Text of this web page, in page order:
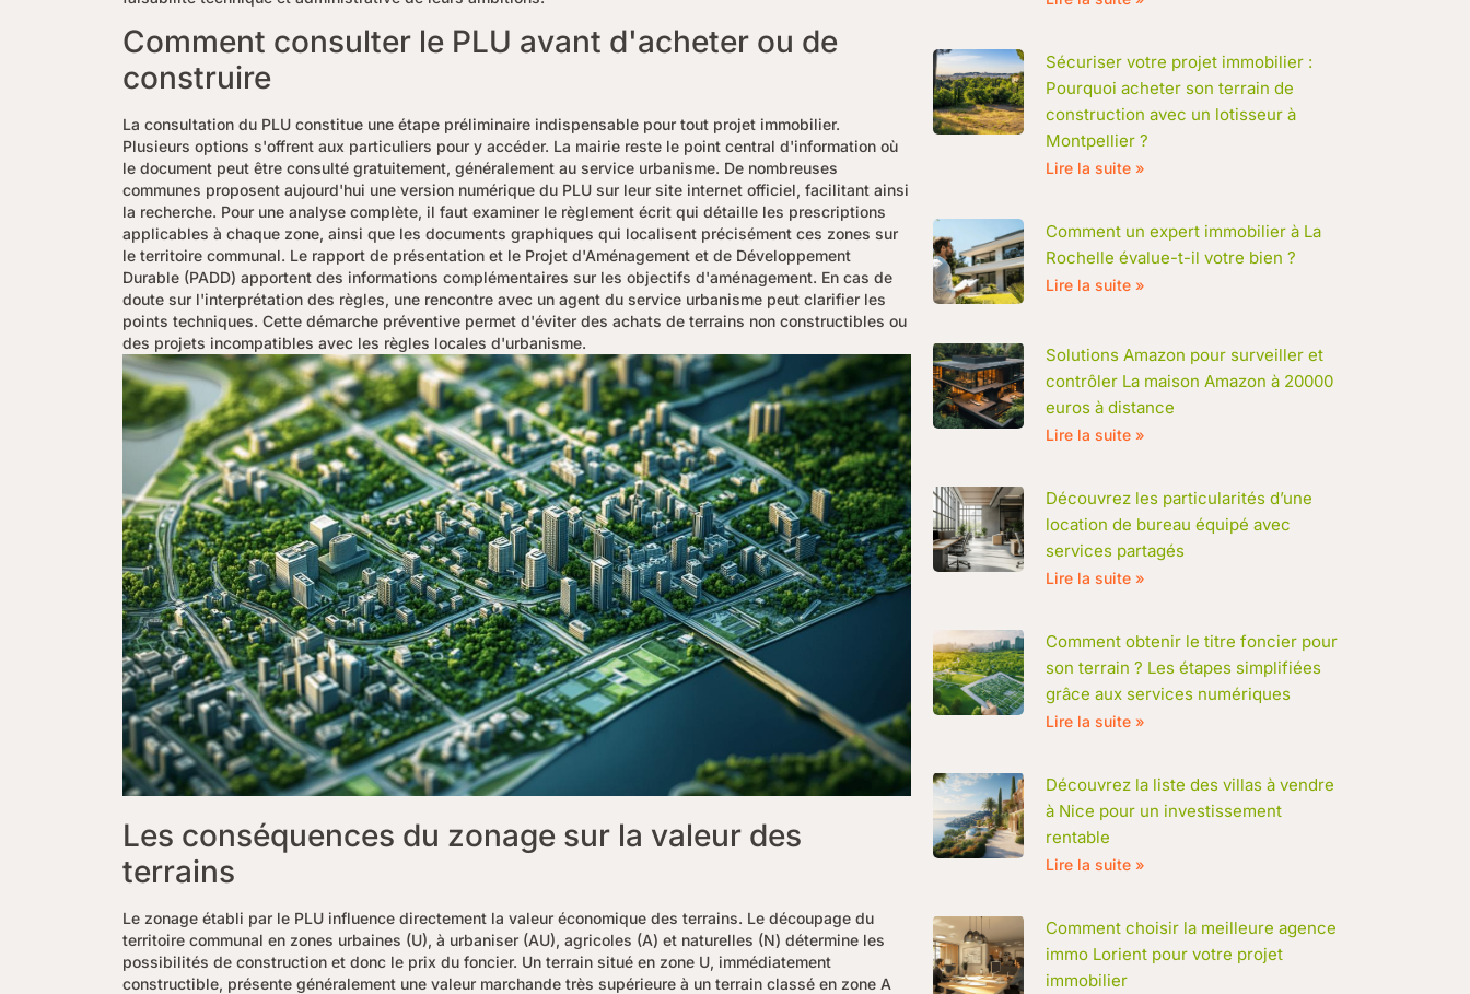
Comment consulter le PLU avant d'acheter ou de
construire
La consultation du PLU constitue une étape préliminaire indispensable pour tout projet immobilier.
Plusieurs options s'offrent aux particuliers pour y accéder. La mairie reste le point central d'information où
le document peut être consulté gratuitement, généralement au service urbanisme. De nombreuses
communes proposent aujourd'hui une version numérique du PLU sur leur site internet officiel, facilitant ainsi
la recherche. Pour une analyse complète, il faut examiner le règlement écrit qui détaille les prescriptions
applicables à chaque zone, ainsi que les documents graphiques qui localisent précisément ces zones sur
le territoire communal. Le rapport de présentation et le Projet d'Aménagement et de Développement
Durable (PADD) apportent des informations complémentaires sur les objectifs d'aménagement. En cas de
doute sur l'interprétation des règles, une rencontre avec un agent du service urbanisme peut clarifier les
points techniques. Cette démarche préventive permet d'éviter des achats de terrains non constructibles ou
des projets incompatibles avec les règles locales d'urbanisme.
Les conséquences du zonage sur la valeur des
terrains
Le zonage établi par le PLU influence directement la valeur économique des terrains. Le découpage du
territoire communal en zones urbaines (U), à urbaniser (AU), agricoles (A) et naturelles (N) détermine les
possibilités de construction et donc le prix du foncier. Un terrain situé en zone U, immédiatement
constructible, présente généralement une valeur marchande très supérieure à un terrain classé en zone A
Sécuriser votre projet immobilier :
Pourquoi acheter son terrain de
construction avec un lotisseur à
Montpellier ?
Lire la suite »
Comment un expert immobilier à La
Rochelle évalue-t-il votre bien ?
Lire la suite »
Solutions Amazon pour surveiller et
contrôler La maison Amazon à 20000
euros à distance
Lire la suite »
Découvrez les particularités d’une
location de bureau équipé avec
services partagés
Lire la suite »
Comment obtenir le titre foncier pour
son terrain ? Les étapes simplifiées
grâce aux services numériques
Lire la suite »
Découvrez la liste des villas à vendre
à Nice pour un investissement
rentable
Lire la suite »
Comment choisir la meilleure agence
immo Lorient pour votre projet
immobilier